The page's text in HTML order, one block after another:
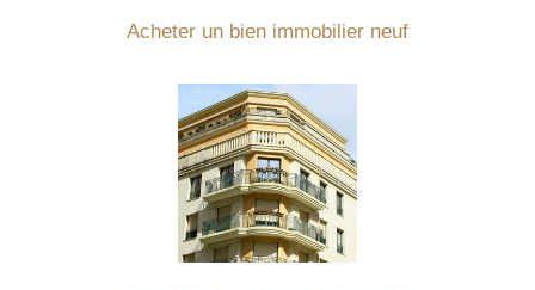
Acheter un bien immobilier neuf